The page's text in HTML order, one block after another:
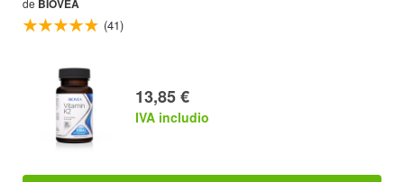
de BIOVEA
(41)
13,85 €
IVA includio